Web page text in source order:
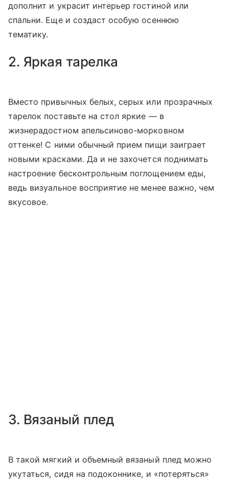
дополнит и украсит интерьер гостиной или
спальни. Еще и создаст особую осеннюю
тематику.
2. Яркая тарелка
Вместо привычных белых, серых или прозрачных
тарелок поставьте на стол яркие — в
жизнерадостном апельсиново-морковном
оттенке! С ними обычный прием пищи заиграет
новыми красками. Да и не захочется поднимать
настроение бесконтрольным поглощением еды,
ведь визуальное восприятие не менее важно, чем
вкусовое.
3. Вязаный плед
В такой мягкий и объемный вязаный плед можно
укутаться, сидя на подоконнике, и «потеряться»